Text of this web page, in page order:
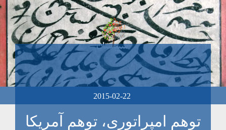
2015-02-22
توهم امپراتوری، توهم آمریکا